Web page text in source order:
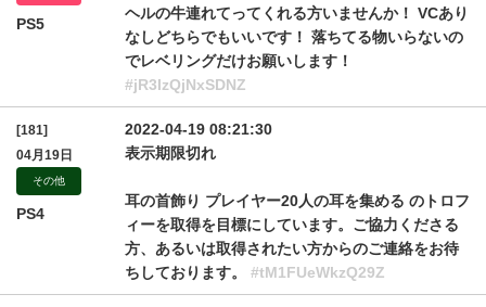
PS5
ヘルの牛連れてってくれる方いませんか！ VCあり
なしどちらでもいいです！ 落ちてる物いらないの
でレベリングだけお願いします！
#jR3IzQjNxSDNZ
[181]
04月19日
その他
PS4
2022-04-19 08:21:30
表示期限切れ
耳の首飾り プレイヤー20人の耳を集める のトロフ
ィーを取得を目標にしています。ご協力くださる
方、あるいは取得されたい方からのご連絡をお待
ちしております。 #tM1FUeWkzQ29Z